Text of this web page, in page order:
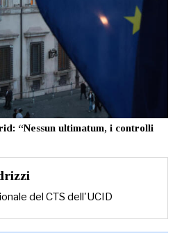
“Nessun ultimatum, i controlli
del CTS dell'UCID